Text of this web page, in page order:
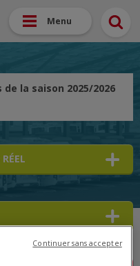
Menu
la saison 2025/2026
Continuer sans accepter